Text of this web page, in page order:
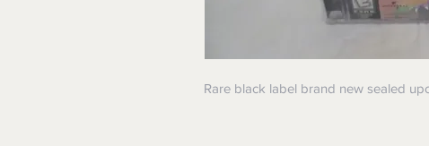
Rare black label brand new sealed